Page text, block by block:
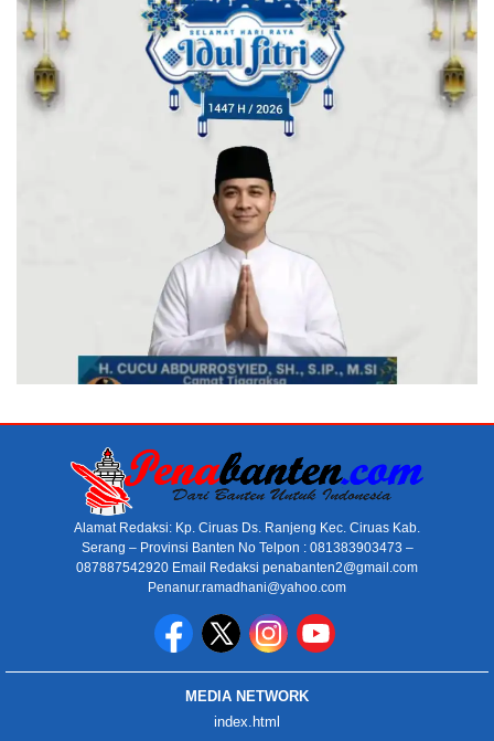
Alamat Redaksi: Kp. Ciruas Ds. Ranjeng Kec. Ciruas Kab.
Serang – Provinsi Banten No Telpon : 081383903473 –
087887542920 Email Redaksi penabanten2@gmail.com
Penanur.ramadhani@yahoo.com
MEDIA NETWORK
index.html